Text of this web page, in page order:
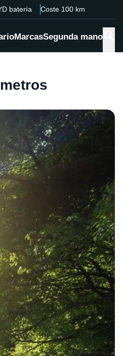
batería Coste 100 km
MarcasSegunda mano